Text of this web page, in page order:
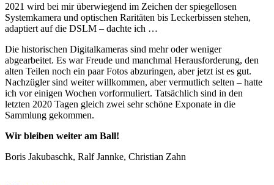
2021 wird bei mir überwiegend im Zeichen der spiegellosen
Systemkamera und optischen Raritäten bis Leckerbissen stehen,
adaptiert auf die DSLM – dachte ich …
Die historischen Digitalkameras sind mehr oder weniger
abgearbeitet. Es war Freude und manchmal Herausforderung, den
alten Teilen noch ein paar Fotos abzuringen, aber jetzt ist es gut.
Nachzügler sind weiter willkommen, aber vermutlich selten – hatte
ich vor einigen Wochen vorformuliert. Tatsächlich sind in den
letzten 2020 Tagen gleich zwei sehr schöne Exponate in die
Sammlung gekommen.
Wir bleiben weiter am Ball!
Boris Jakubaschk, Ralf Jannke, Christian Zahn